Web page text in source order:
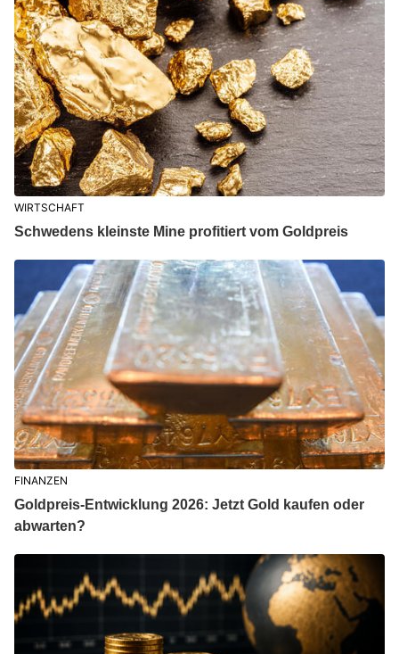
WIRTSCHAFT
Schwedens kleinste Mine profitiert vom Goldpreis
FINANZEN
Goldpreis-Entwicklung 2026: Jetzt Gold kaufen oder
abwarten?